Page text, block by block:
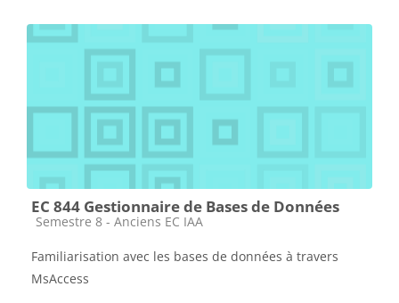
EC 844 Gestionnaire de Bases de Données
Catégorie de cours
Semestre 8 - Anciens EC IAA
Familiarisation avec les bases de données à travers
MsAccess